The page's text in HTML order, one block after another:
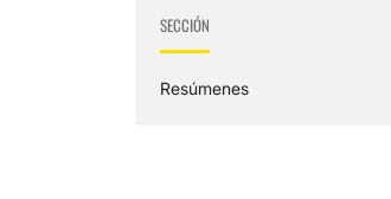
SECCIÓN
Resúmenes